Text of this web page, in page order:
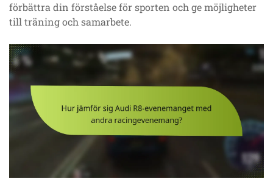
förbättra din förståelse för sporten och ge möjligheter
till träning och samarbete.